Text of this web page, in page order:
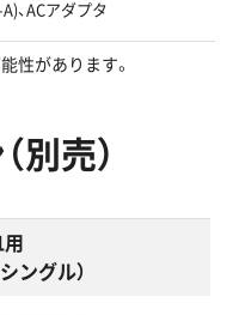
、ACアダプタ
性があります。
別売）
ングル）